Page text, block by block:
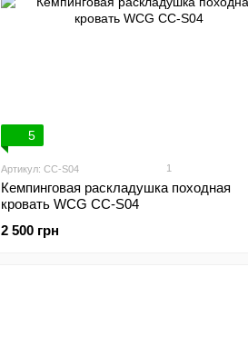
5
Артикул: CC-S04 1
Кемпинговая раскладушка походная
кровать WCG CC-S04
2 500 грн